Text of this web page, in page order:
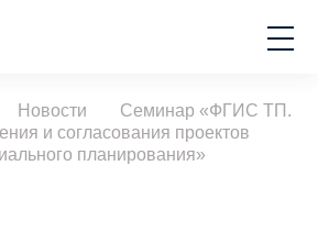
Новости
Семинар «ФГИС ТП.
и согласования проектов
планирования»